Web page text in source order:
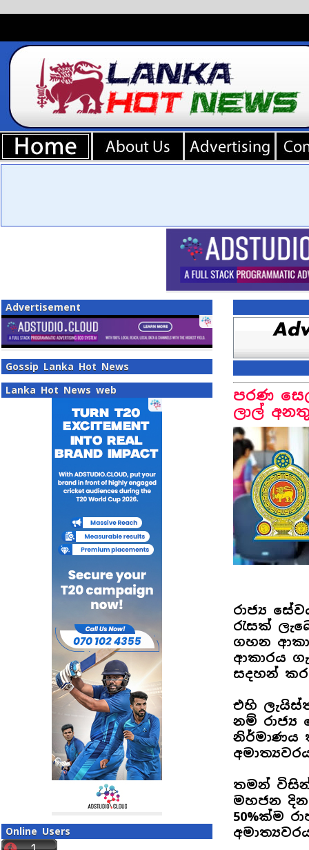
Advertisement
Gossip Lanka Hot News
Lanka Hot News web
Online Users
පරණ
ලාල්
රාජ්‍ය
රැසක්
ගහන
ආකාරය
සදහන්
එහි
නම් රාජ්‍ය
නිර්මාණය
තමන් විසින්
මහජන
50%ක්ම